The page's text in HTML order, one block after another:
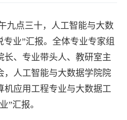
九点三十，人工智能与大数
专业”汇报。全体专业专家组
长、专业带头人、教研室主
，人工智能与大数据学院院
机应用工程专业与大数据工
”汇报。